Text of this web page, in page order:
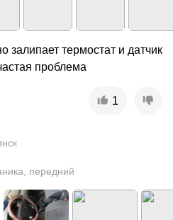
залипает термостат и датчик
проблема
1
передний